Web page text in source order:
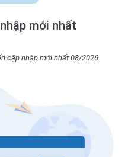
mới nhất
cập nhập mới nhất 08/2026